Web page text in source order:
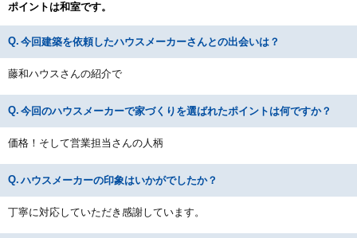
ポイントは和室です。
今回建築を依頼したハウスメーカーさんとの出会いは？
藤和ハウスさんの紹介で
今回のハウスメーカーで家づくりを選ばれたポイントは何ですか？
価格！そして営業担当さんの人柄
ハウスメーカーの印象はいかがでしたか？
丁寧に対応していただき感謝しています。